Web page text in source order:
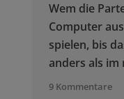
Wem die
Computer
spielen, bis
anders als
9 Kommentare